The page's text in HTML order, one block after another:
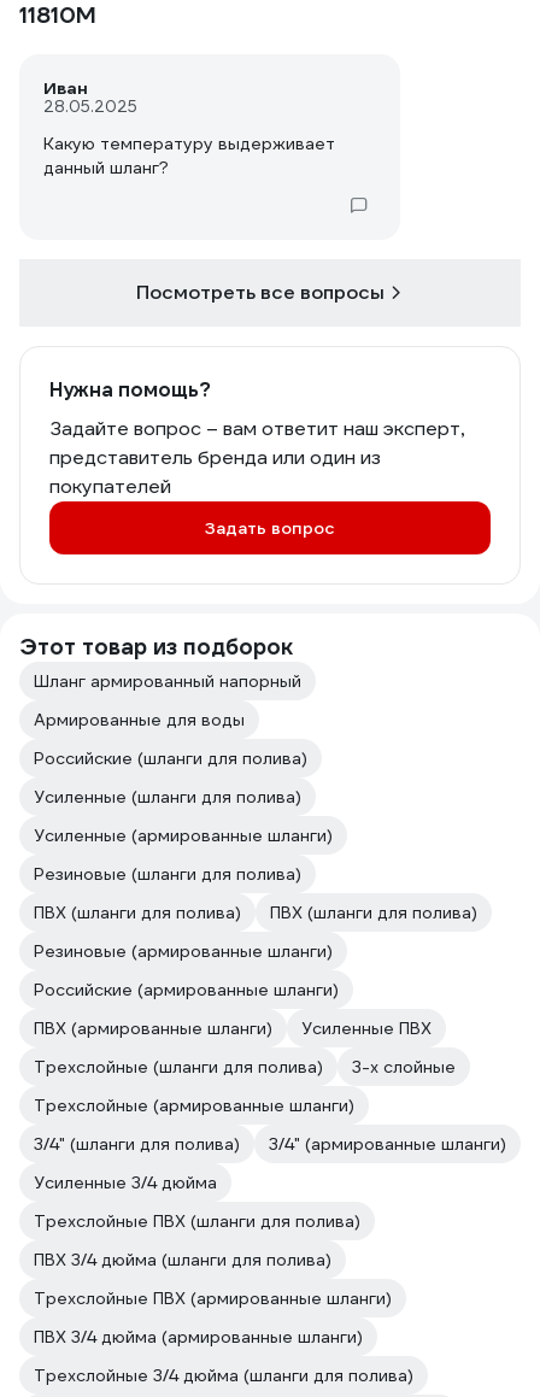
11810M
Иван
28.05.2025
Какую температуру выдерживает
данный шланг?
Посмотреть все вопросы
Нужна помощь?
Задайте вопрос – вам ответит наш эксперт,
представитель бренда или один из
покупателей
Задать вопрос
Этот товар из подборок
Шланг армированный напорный
Армированные для воды
Российские (шланги для полива)
Усиленные (шланги для полива)
Усиленные (армированные шланги)
Резиновые (шланги для полива)
ПВХ (шланги для полива)
ПВХ (шланги для полива)
Резиновые (армированные шланги)
Российские (армированные шланги)
ПВХ (армированные шланги)
Усиленные ПВХ
Трехслойные (шланги для полива)
3-х слойные
Трехслойные (армированные шланги)
3/4" (шланги для полива)
3/4" (армированные шланги)
Усиленные 3/4 дюйма
Трехслойные ПВХ (шланги для полива)
ПВХ 3/4 дюйма (шланги для полива)
Трехслойные ПВХ (армированные шланги)
ПВХ 3/4 дюйма (армированные шланги)
Трехслойные 3/4 дюйма (шланги для полива)